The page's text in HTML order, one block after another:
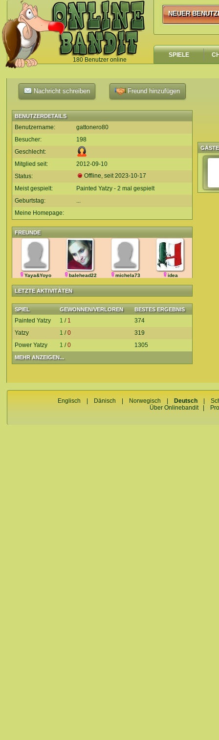
180 Benutzer online
`
NEUER
NEUER
SPIELE
Nachricht schreiben Freund hinzufügen
BENUTZERDETAILS
Benutzername:
gattonero80
Besucher:
198
Geschlecht:
Mitglied seit:
2012-09-10
Status:
Offline, seit2023-10-17
Meist gespielt:
Painted Yatzy - 2 mal gespielt
Geburtstag:
...
Meine Homepage:
FREUNDE
Yaya&Yoyo balehead22 michela73 idea
LETZTE AKTIVITÄTEN
SPIEL GEWONNEN/VERLOREN BESTES ERGEBNIS
MEHR ANZEIGEN...
Painted Yatzy 1 / 1
374
Yatzy
1 /0
319
Power Yatzy
1 /0 1305
Englisch Dänisch Norwegisch Deutsch |
Über Onlinebandit|